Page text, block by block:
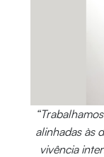
alinhadas às
vivência